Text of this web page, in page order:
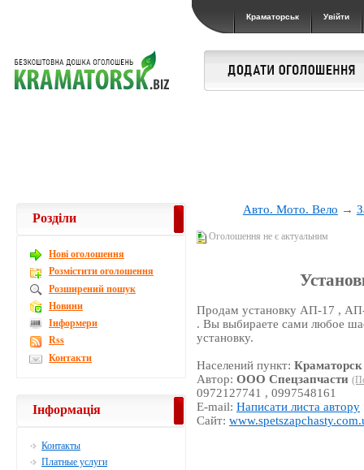
Краматорськ Увійти
Авто. Мото. Вело →
Оголошення не є актуальним
Продам установку АП-17 , АП-
. Вы выбираете сами любое
установку.
Населений пункт:Краматорск
Автор:ООО Спецзапчасти
0972127741 , 0997548161
E-mail:Написати листа автору
Сайт:
Розділи
Новi оголошення
Розмістити оголошення
Розширений пошук
Новини
Інформери
Rss
Контакти
Інформація
Контакты
Платные услуги